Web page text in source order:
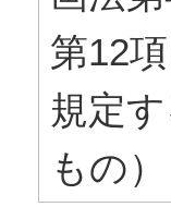
第12
規定す
もの）